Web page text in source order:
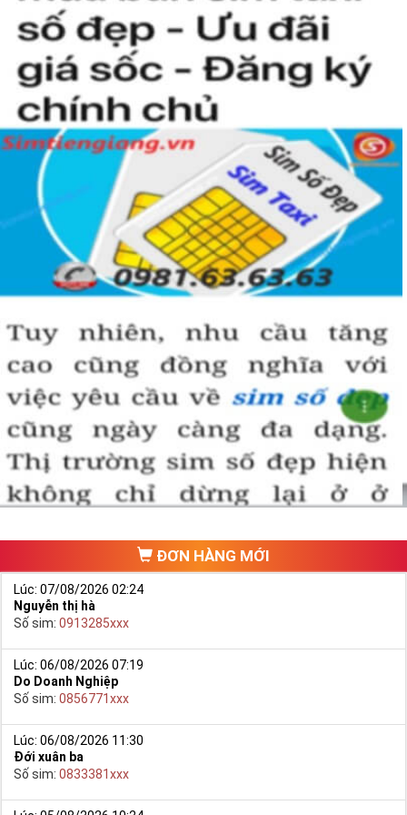
người khác cũng sẽ biết được vị trí của bạn trong xã hội là như thế
nào rồi?
Hướng dẫn mua Sim Tứ Quý 2 tại
Simtiengiang.vn.
Sim Tiền Giang là đơn vị cung cấp
Tứ Quý, sim giá rẻ uy
tín chất lượng.
Chọn mua sim số đẹp thường mất nhiều thời gian ở khoản lựa số,
một số phải vừa đẹp, vừa tốt về phong thủy thì mới là sim hoàn
hảo. Vậy phải làm sao?
- Cách nhanh nhất để chọn mua được Sim Tứ Quý 2 là bạn vào
trang chủ của Sim Tiền Giang, chọn mục “
Sim giảm giá
“ ở ngay đầu
trang chủ. Đây là danh sách sim được đại lý giảm giá vì một số lý
Ngoài ra quý khách chưa ưng ý về Sim Tứ Quý 2 có cũng thể tham
khảo thêm Sim Vinaphone,Sim Gmobile, Sim Tứ Quý Giữa
ĐƠN HÀNG MỚI
Lúc: 07/08/2026 02:24
Nguyễn thị hà
Số sim: 0913285xxx
Lúc: 06/08/2026 07:19
Do Doanh Nghiệp
Số sim: 0856771xxx
Lúc: 06/08/2026 11:30
Đới xuân ba
Số sim: 0833381xxx